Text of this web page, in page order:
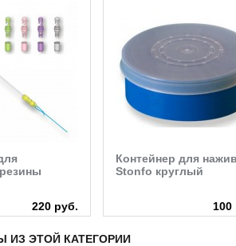
220 руб.
Контейнер для
Stonfo круглый
100
ИЗ ЭТОЙ КАТЕГОРИИ